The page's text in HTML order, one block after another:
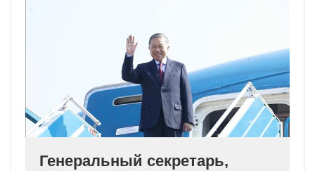
Генеральный секретарь,